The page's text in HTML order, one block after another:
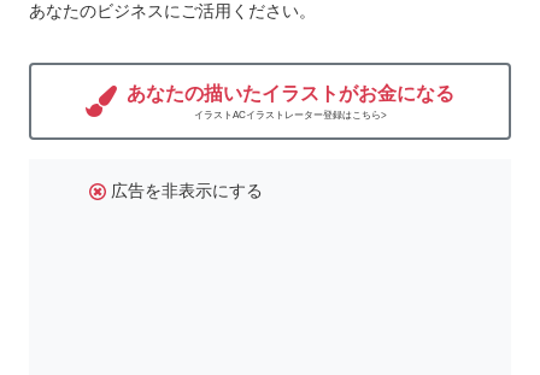
あなたのビジネスにご活用ください。
あなたの描いたイラストがお金になる
イラストACイラストレーター登録はこちら>
広告を非表示にする